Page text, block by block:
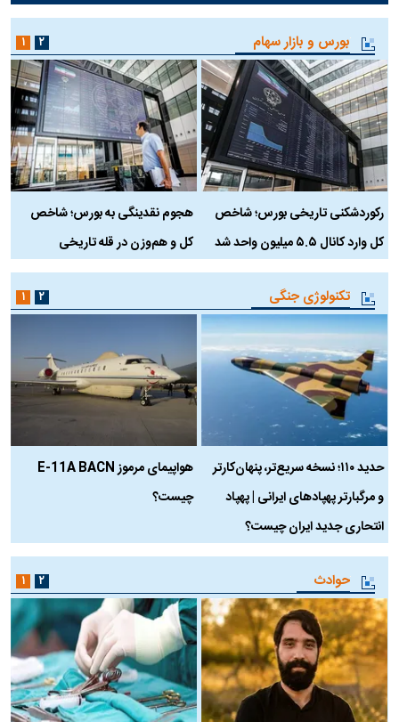
بورس و بازار سهام
رکوردشکنی تاریخی بورس؛ شاخص
کل وارد کانال ۵.۵ میلیون واحد شد
هجوم نقدینگی به بورس؛ شاخص
کل و هم‌وزن در قله تاریخی
۱ ۲
تکنولوژی جنگی
حدید ۱۱۰؛ نسخه سریع‌تر، پنهان‌کارتر
و مرگبارتر پهپادهای ایرانی | پهپاد
انتحاری جدید ایران چیست؟
هواپیمای مرموز E-11A BACN
چیست؟
۱ ۲
حوادث ۱ ۲